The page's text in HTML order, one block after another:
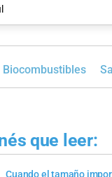
Biocombustibles
que leer: